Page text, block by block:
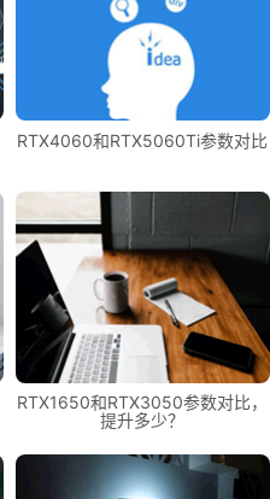
RTX4060和RTX5060Ti参数对比
RTX1650和RTX3050参数对比，
提升多少？